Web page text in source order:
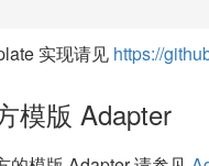
实现请见 https://
模版 Adapter